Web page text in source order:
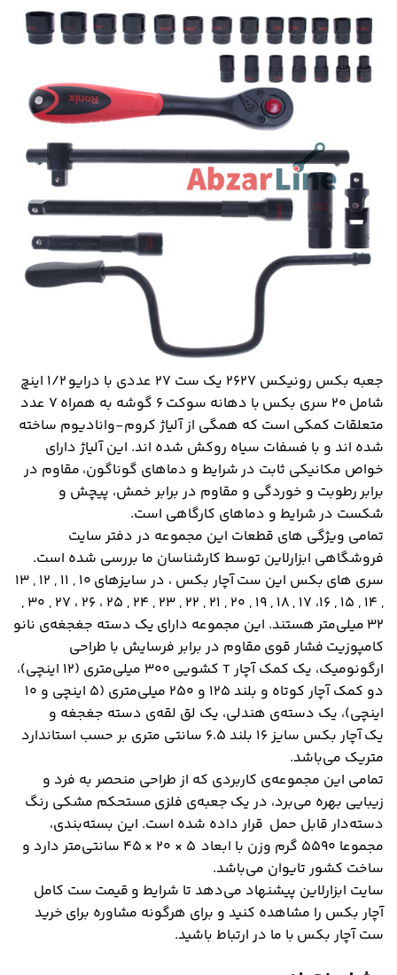
جعبه بکس رونیکس ۲۶۲۷ یک ست ۲۷ عددی با درایو ۱/۲ اینچ
شامل ۲۰ سری بکس با دهانه سوکت ۶ گوشه به همراه ۷ عدد
متعلقات کمکی است که همگی از آلیاژ کروم-وانادیوم ساخته
شده اند و با فسفات سیاه روکش شده اند. این آلیاژ دارای
خواص مکانیکی ثابت در شرایط و دماهای گوناگون، مقاوم در
برابر رطوبت و خوردگی و مقاوم در برابر خمش، پیچش و
شکست در شرایط و دماهای کارگاهی است.
تمامی ویژگی های قطعات این مجموعه در دفتر سایت
فروشگاهی ابزارلاین توسط کارشناسان ما بررسی شده است.
سری های بکس این ست آچار بکس ، در سایزهای ۱۰ , ۱۱ , ۱۲ , ۱۳
, ۱۴ , ۱۵ , ۱۶، ۱۷ , ۱۸ , ۱۹ , ۲۰ , ۲۱ , ۲۲ , ۲۳ , ۲۴ , ۲۵ ، ۲۶ ، ۲۷ , ۳۰ ,
۳۲ میلی‌متر هستند. این مجموعه دارای یک دسته جغجغه‌ی نانو
کامپوزیت فشار قوی مقاوم در برابر فرسایش با طراحی
ارگونومیک، یک کمک آچار T کشویی ۳۰۰ میلی‌متری (۱۲ اینچی)،
دو کمک آچار کوتاه و بلند ۱۲۵ و ۲۵۰ میلی‌متری (۵ اینچی و ۱۰
اینچی)، یک دسته‌ی هندلی، یک لق لقه‌ی دسته جغجغه و
یک آچار بکس سایز ۱۶ بلند ۶.۵ سانتی متری بر حسب استاندارد
متریک می‌باشد.
تمامی این مجموعه‌ی کاربردی که از طراحی منحصر به فرد و
زیبایی بهره می‌برد، در یک جعبه‌ی فلزی مستحکم مشکی رنگ
دسته‌‌دار قابل حمل قرار داده شده است. این بسته‌بندی،
مجموعا ۵۵۹۰ گرم وزن با ابعاد ۵ × ۲۰ × ۴۵ سانتی‌متر دارد و
ساخت کشور تایوان می‌باشد.
سایت ابزارلاین پیشنهاد می‌دهد تا شرایط و قیمت ست کامل
آچار بکس را مشاهده کنید و برای هرگونه مشاوره برای خرید
ست آچار بکس با ما در ارتباط باشید.